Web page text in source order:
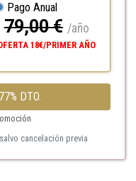
Pago Anual
79,00 € /año
18€/PRIMER AÑO
DTO.
cancelación previa